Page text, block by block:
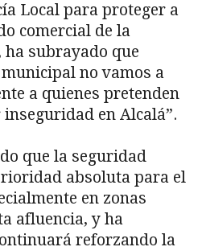
Local para proteger a
comercial de la
subrayado que
no vamos a
a quienes pretenden
en Alcalá”.
que la seguridad
absoluta para el
en zonas
afluencia, y ha
reforzando la